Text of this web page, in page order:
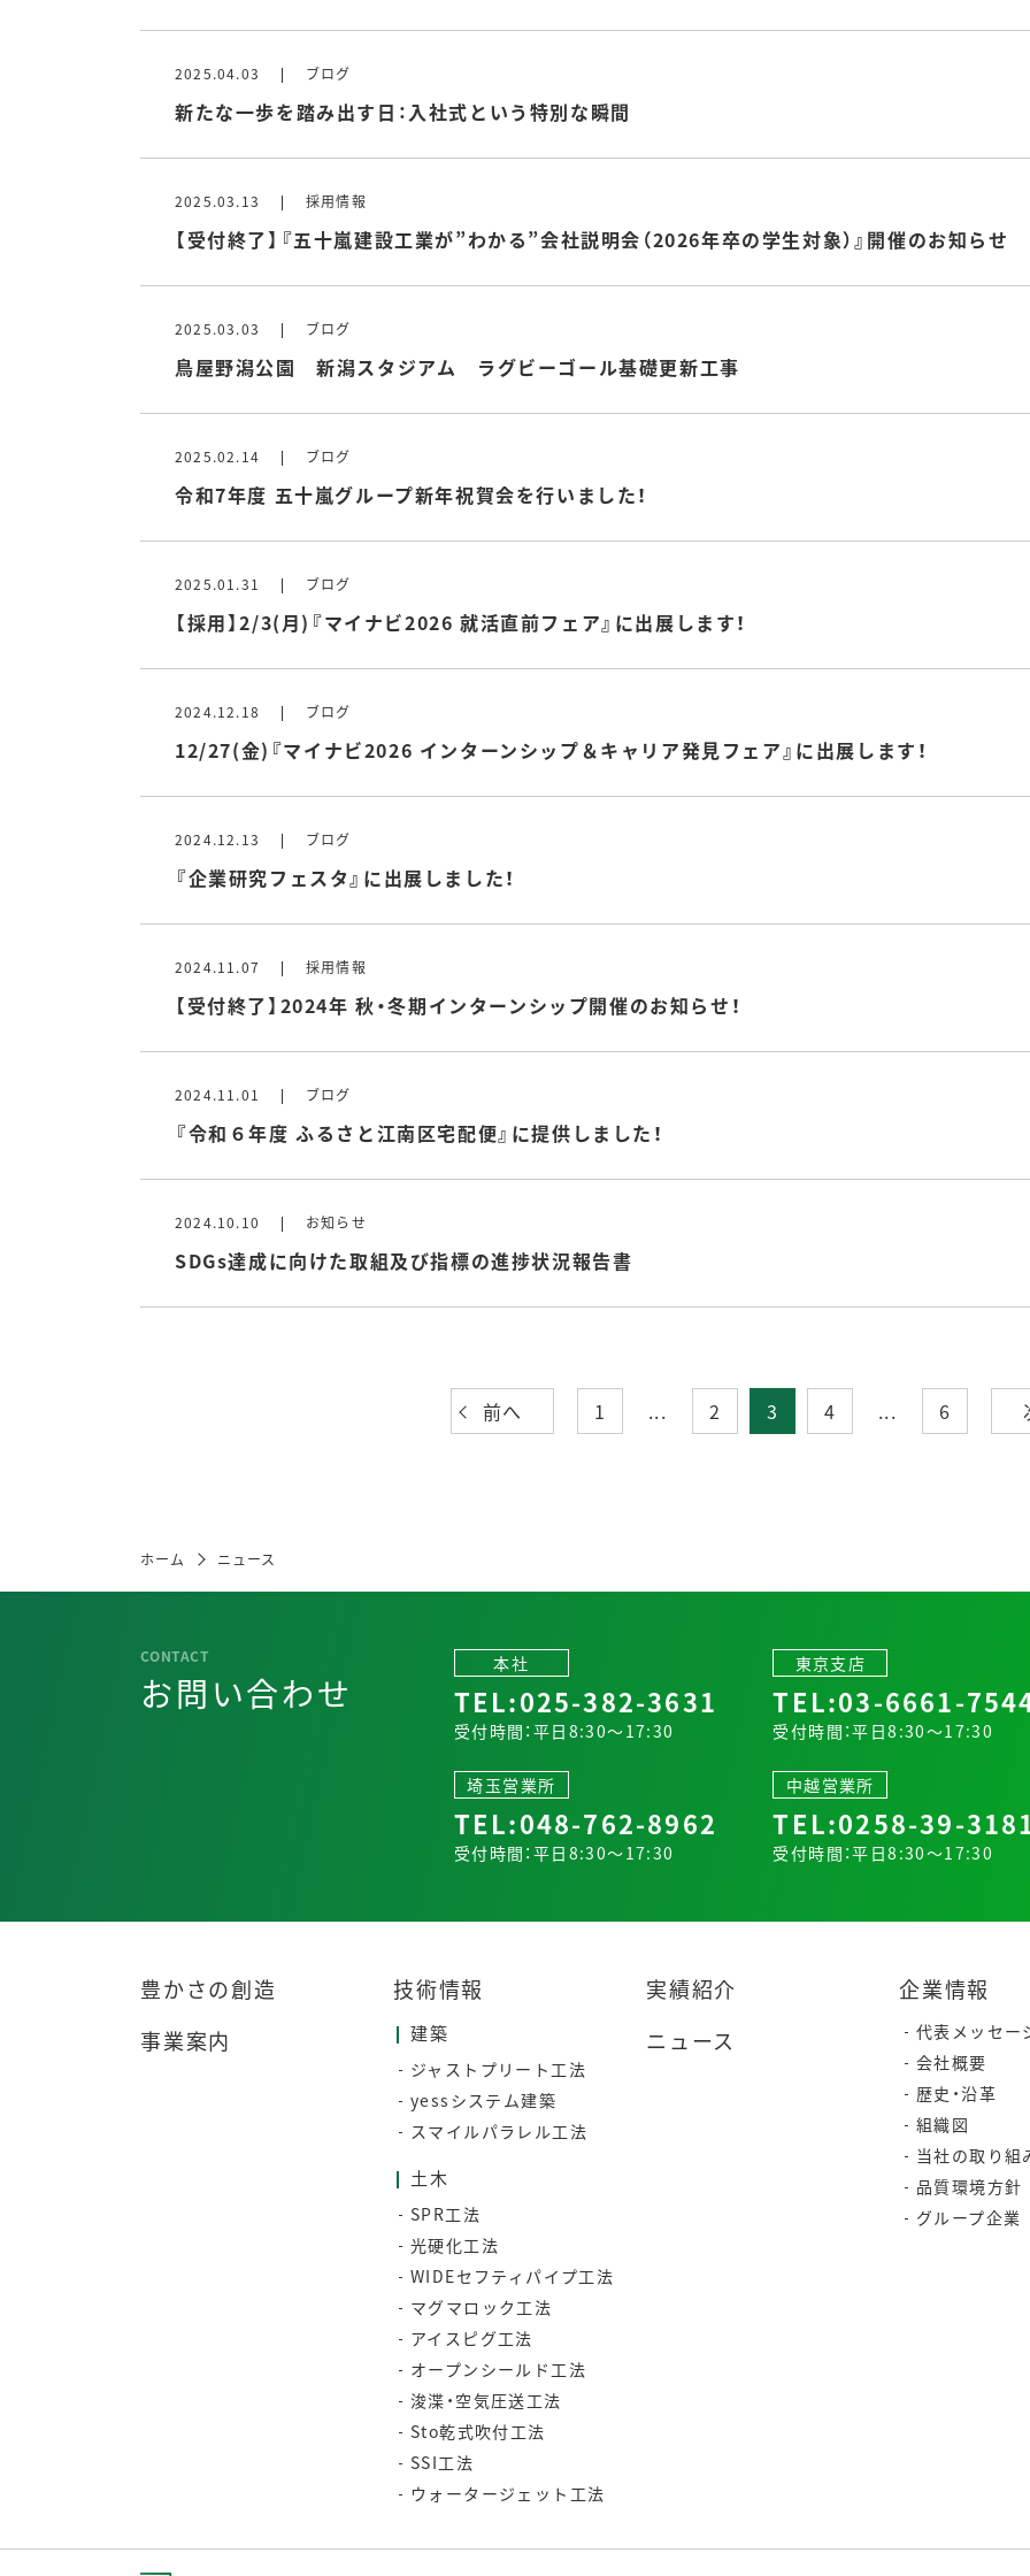
2025.04.03 ブログ
新たな一歩を踏み出す日：入社式という特別な瞬間
2025.03.13 採用情報
【受付終了】『五十嵐建設工業が”わかる”会社説明会（2026年卒の学生対象）』開催のお知らせ
2025.03.03 ブログ
鳥屋野潟公園 新潟スタジアム ラグビーゴール基礎更新工事
2025.02.14 ブログ
令和7年度 五十嵐グループ新年祝賀会を行いました！
2025.01.31 ブログ
【採用】2/3(月)『マイナビ2026 就活直前フェア』に出展します！
2024.12.18 ブログ
12/27(金)『マイナビ2026 インターンシップ＆キャリア発見フェア』に出展します！
2024.12.13 ブログ
『企業研究フェスタ』に出展しました！
2024.11.07 採用情報
【受付終了】2024年 秋・冬期インターンシップ開催のお知らせ！
2024.11.01 ブログ
『令和６年度 ふるさと江南区宅配便』に提供しました！
2024.10.10 お知らせ
SDGs達成に向けた取組及び指標の進捗状況報告書
1
前へ ... 2 3 4 ... 6
ホーム ニュース
お問い合わせ
本社
TEL:025-382-3631
受付時間：平日8:30～17:30
東京支店
TEL:03-6661-
受付時間：平日8:30～17:30
埼玉営業所
TEL:048-762-8962
受付時間：平日8:30～17:30
中越営業所
TEL:0258-39-
受付時間：平日8:30～17:30
豊かさの創造
事業案内
技術情報
建築
ジャストプリート工法
yessシステム建築
スマイルパラレル工法
土木
SPR工法
光硬化工法
WIDEセフティパイプ工法
マグマロック工法
アイスピグ工法
オープンシールド工法
浚渫・空気圧送工法
Sto乾式吹付工法
SSI工法
ウォータージェット工法
実績紹介
ニュース
企業情報
代表メッセー
会社概要
歴史・沿革
組織図
当社の取り組
品質環境方針
グループ企業